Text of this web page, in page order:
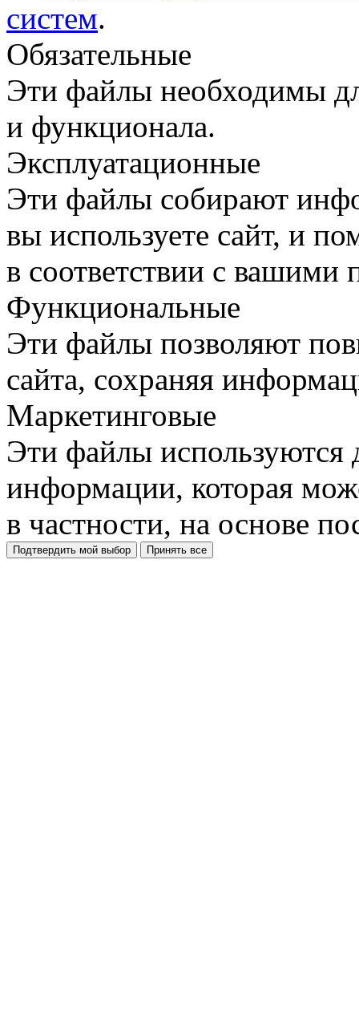
систем.
Обязательные
Эти файлы необходимы
и функционала.
Эксплуатационные
Эти файлы собирают
вы используете сайт, и
в соответствии с вашими
Функциональные
Эти файлы позволяют
сайта, сохраняя
Маркетинговые
Эти файлы используются
информации, которая
в частности, на основе
Подтвердить мой выбор Принять все